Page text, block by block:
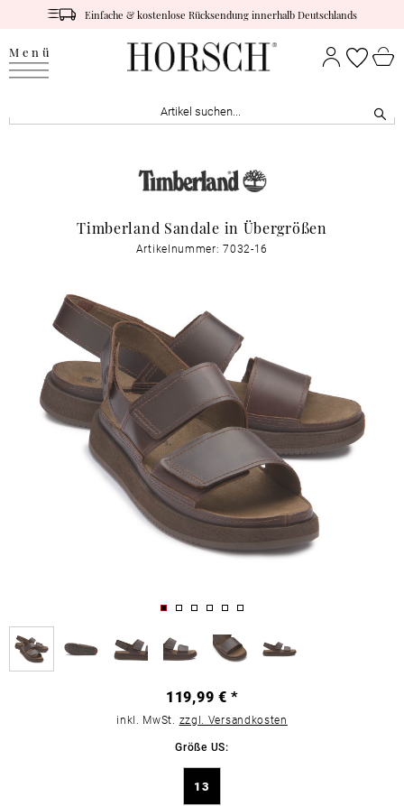
Einfache & kostenlose Rücksendung innerhalb Deutschlands
Menü
Timberland Sandale in Übergrößen
Artikelnummer: 7032-16
119,99 € *
inkl. MwSt. zzgl. Versandkosten
Größe US:
13